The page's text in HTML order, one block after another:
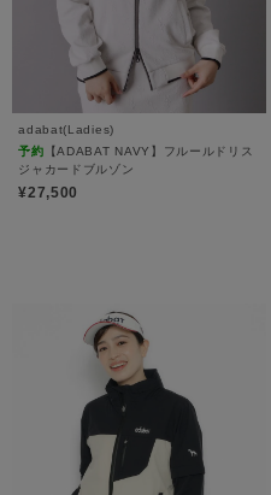
adabat(Ladies)
予約 【ADABAT NAVY】フルールドリス
ジャカードブルゾン
¥27,500